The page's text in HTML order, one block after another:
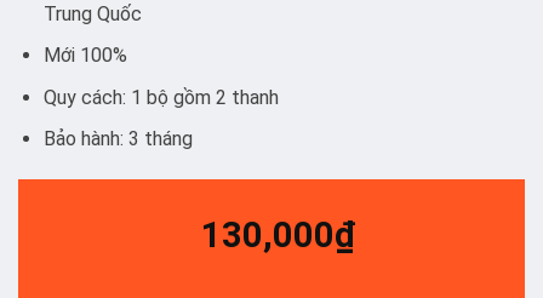
Trung Quốc
Mới 100%
Quy cách: 1 bộ gồm 2 thanh
Bảo hành: 3 tháng
130,000₫